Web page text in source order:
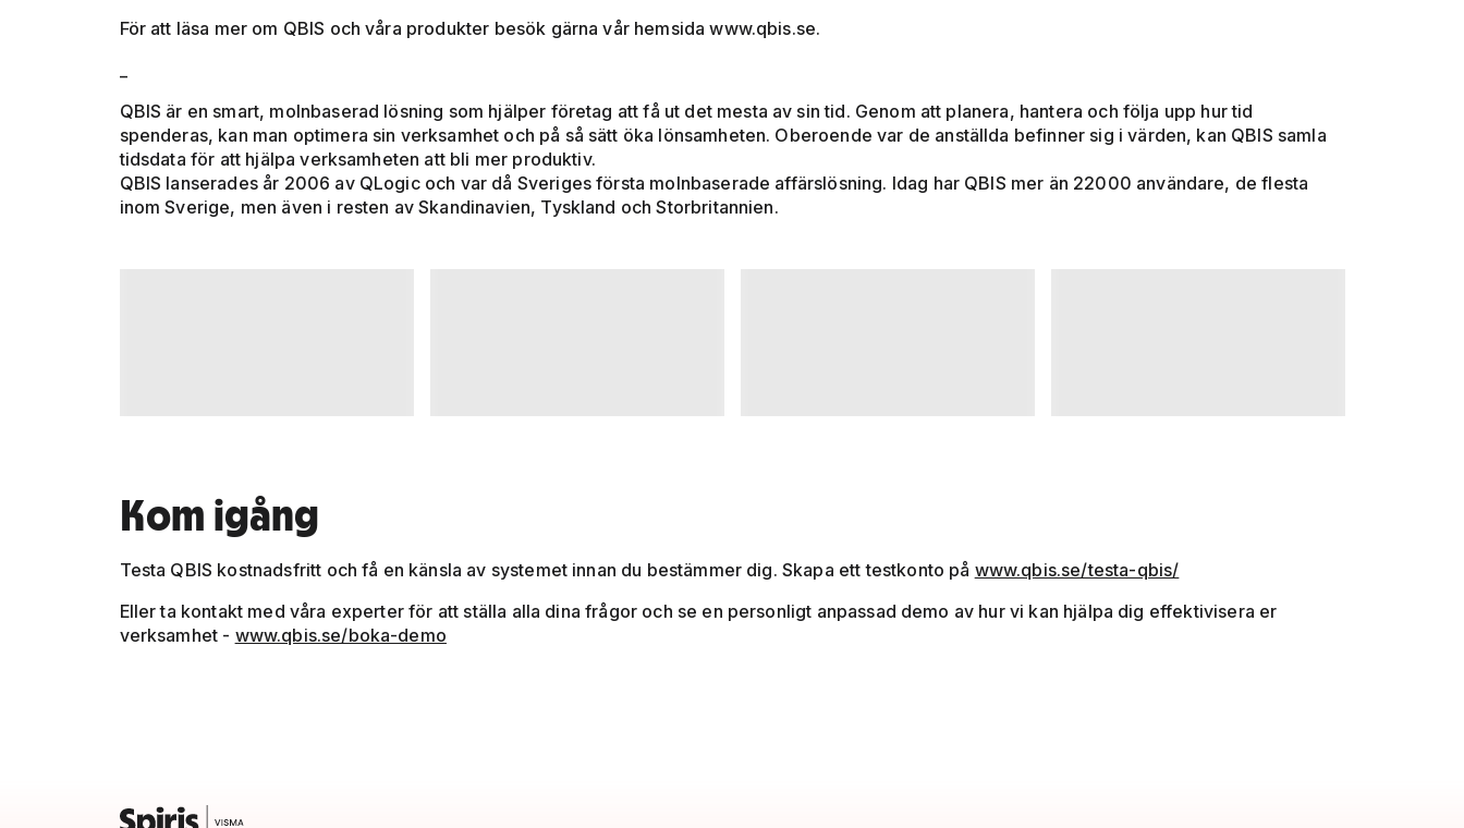
För att läsa mer om QBIS och våra produkter besök gärna vår hemsida www.qbis.se.
_
QBIS är en smart, molnbaserad lösning som hjälper företag att få ut det mesta av sin tid. Genom att planera, hantera och följa upp hur tid
spenderas, kan man optimera sin verksamhet och på så sätt öka lönsamheten. Oberoende var de anställda befinner sig i värden, kan QBIS samla
tidsdata för att hjälpa verksamheten att bli mer produktiv.
QBIS lanserades år 2006 av QLogic och var då Sveriges första molnbaserade affärslösning. Idag har QBIS mer än 22000 användare, de flesta
inom Sverige, men även i resten av Skandinavien, Tyskland och Storbritannien.
Kom igång
Testa QBIS kostnadsfritt och få en känsla av systemet innan du bestämmer dig. Skapa ett testkonto på www.qbis.se/testa-qbis/
Eller ta kontakt med våra experter för att ställa alla dina frågor och se en personligt anpassad demo av hur vi kan hjälpa dig effektivisera er
verksamhet - www.qbis.se/boka-demo